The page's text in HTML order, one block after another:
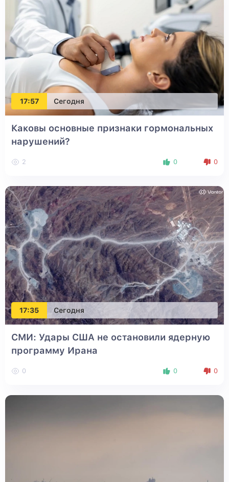
17:57 Сегодня
Каковы основные признаки гормональных
нарушений?
2 0 0
17:35 Сегодня
СМИ: Удары США не остановили ядерную
программу Ирана
0 0 0